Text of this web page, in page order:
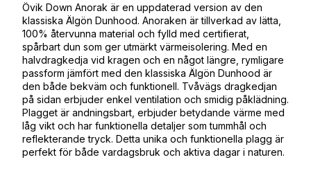
Övik Down Anorak är en uppdaterad version av den
klassiska Älgön Dunhood. Anoraken är tillverkad av lätta,
100% återvunna material och fylld med certifierat,
spårbart dun som ger utmärkt värmeisolering. Med en
halvdragkedja vid kragen och en något längre, rymligare
passform jämfört med den klassiska Älgön Dunhood är
den både bekväm och funktionell. Tvåvägs dragkedjan
på sidan erbjuder enkel ventilation och smidig påklädning.
Plagget är andningsbart, erbjuder betydande värme med
låg vikt och har funktionella detaljer som tummhål och
reflekterande tryck. Detta unika och funktionella plagg är
perfekt för både vardagsbruk och aktiva dagar i naturen.